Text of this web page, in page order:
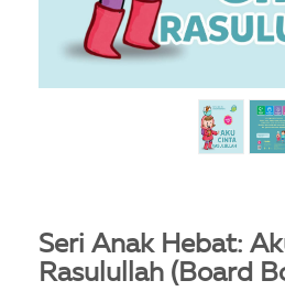
Seri Anak Hebat:
Rasulullah (Board